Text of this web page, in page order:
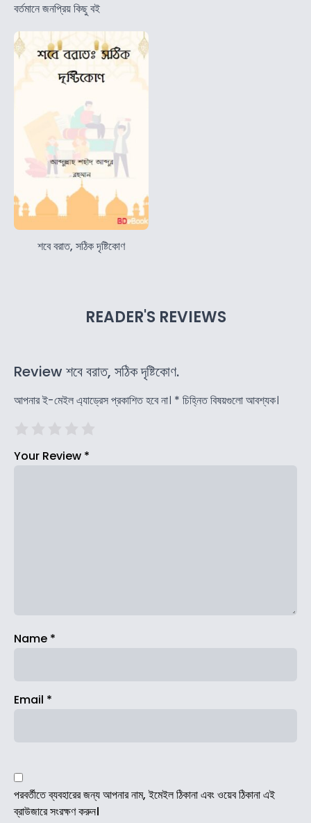
বর্তমানে জনপ্রিয় কিছু বই
শবে বরাত, সঠিক দৃষ্টিকোণ
READER'S REVIEWS
Review শবে বরাত, সঠিক দৃষ্টিকোণ.
আপনার ই-মেইল এ্যাড্রেস প্রকাশিত হবে না। * চিহ্নিত বিষয়গুলো আবশ্যক।
Your Review *
Name *
Email *
পরবর্তীতে ব্যবহারের জন্য আপনার নাম, ইমেইল ঠিকানা এবং ওয়েব ঠিকানা এই
ব্রাউজারে সংরক্ষণ করুন।